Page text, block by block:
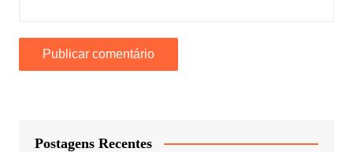
Postagens Recentes